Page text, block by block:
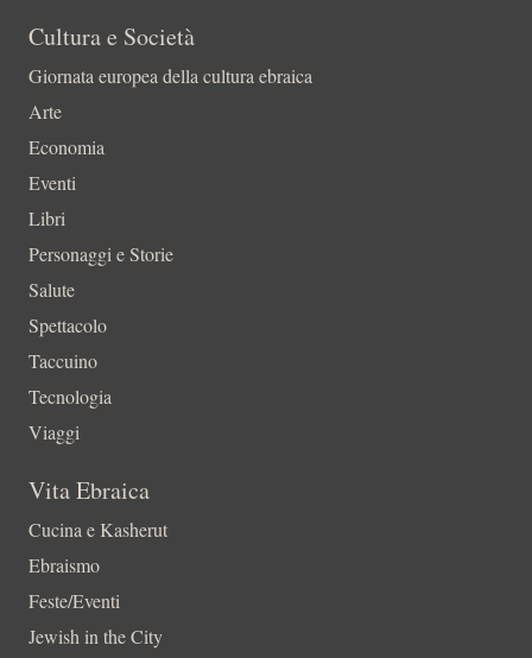
Cultura e Società
Giornata europea della cultura ebraica
Arte
Economia
Eventi
Libri
Personaggi e Storie
Salute
Spettacolo
Taccuino
Tecnologia
Viaggi
Vita Ebraica
Cucina e Kasherut
Ebraismo
Feste/Eventi
Jewish in the City